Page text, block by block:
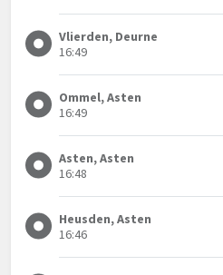
Vlierden, Deurne
16:49
Ommel, Asten
16:49
Asten, Asten
16:48
Heusden, Asten
16:46